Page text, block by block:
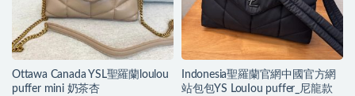
Ottawa Canada YSL聖羅蘭loulou
puffer mini 奶茶杏
Indonesia聖羅蘭官網中國官方網
站包包YS LouIou puffer_尼龍款